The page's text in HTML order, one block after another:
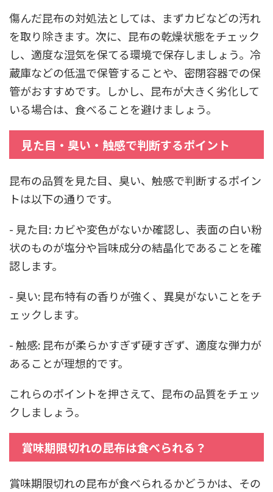
傷んだ昆布の対処法としては、まずカビなどの汚れ
を取り除きます。次に、昆布の乾燥状態をチェック
し、適度な湿気を保てる環境で保存しましょう。冷
蔵庫などの低温で保管することや、密閉容器での保
管がおすすめです。しかし、昆布が大きく劣化して
いる場合は、食べることを避けましょう。
見た目・臭い・触感で判断するポイント
昆布の品質を見た目、臭い、触感で判断するポイン
トは以下の通りです。
- 見た目: カビや変色がないか確認し、表面の白い粉
状のものが塩分や旨味成分の結晶化であることを確
認します。
- 臭い: 昆布特有の香りが強く、異臭がないことをチ
ェックします。
- 触感: 昆布が柔らかすぎず硬すぎず、適度な弾力が
あることが理想的です。
これらのポイントを押さえて、昆布の品質をチェッ
クしましょう。
賞味期限切れの昆布は食べられる？
賞味期限切れの昆布が食べられるかどうかは、その